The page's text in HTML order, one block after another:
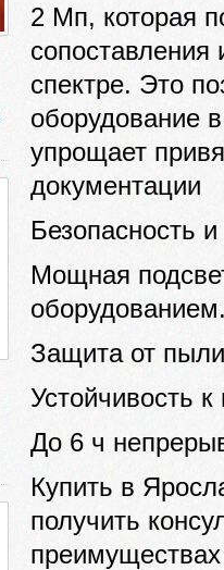
2 Мп, которая
спектре. Это
оборудование
упрощает
документации
Безопасность
Мощная
Защита от
Устойчивость
До 6 ч
Купить в
получить